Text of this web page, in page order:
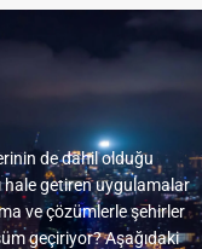
de dahil olduğu
hale getiren uygulamalar
ve çözümlerle şehirler
geçiriyor? Aşağıdaki